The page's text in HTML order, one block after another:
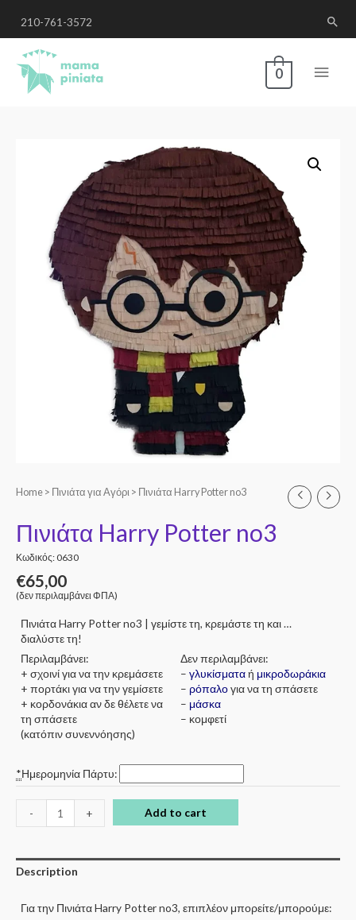
210-761-3572
0
Home > Πινιάτα για Αγόρι > Πινιάτα Harry Potter no3
Πινιάτα Harry Potter no3
Κωδικός: 0630
€65,00
(δεν περιλαμβάνει ΦΠΑ)
Πινιάτα Harry Potter no3 | γεμίστε τη, κρεμάστε τη και …
διαλύστε τη!
Περιλαμβάνει:
+ σχοινί για να την κρεμάσετε
+ πορτάκι για να την γεμίσετε
+ κορδονάκια αν δε θέλετε να
τη σπάσετε
(κατόπιν συνεννόησης)
Δεν περιλαμβάνει:
– γλυκίσματαή μικροδωράκια
– ρόπαλογια να τη σπάσετε
– μάσκα
– κομφετί
*Ημερομηνία Πάρτυ:
- + Add to cart
Description
Για την Πινιάτα Harry Potter no3, επιπλέον μπορείτε/μπορούμε: